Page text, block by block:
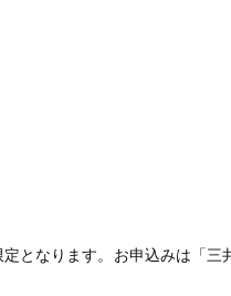
となります。お申込みは「三